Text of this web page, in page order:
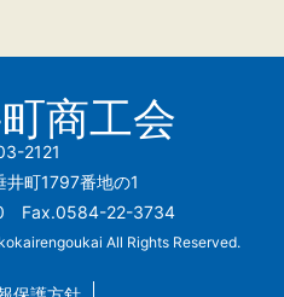
商工会
2121
井町1797番地の1
Fax.0584-22-3734
All Rights Reserved.